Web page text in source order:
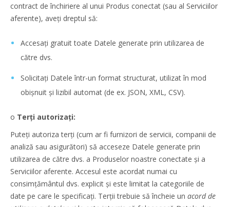
contract de închiriere al unui Produs conectat (sau al Serviciilor
aferente), aveți dreptul să:
Accesați gratuit toate Datele generate prin utilizarea de
către dvs.
Solicitați Datele într-un format structurat, utilizat în mod
obișnuit și lizibil automat (de ex. JSON, XML, CSV).
o Terți autorizați:
Puteți autoriza terți (cum ar fi furnizori de servicii, companii de
analiză sau asigurători) să acceseze Datele generate prin
utilizarea de către dvs. a Produselor noastre conectate și a
Serviciilor aferente. Accesul este acordat numai cu
consimțământul dvs. explicit și este limitat la categoriile de
date pe care le specificați. Terții trebuie să încheie un acord de